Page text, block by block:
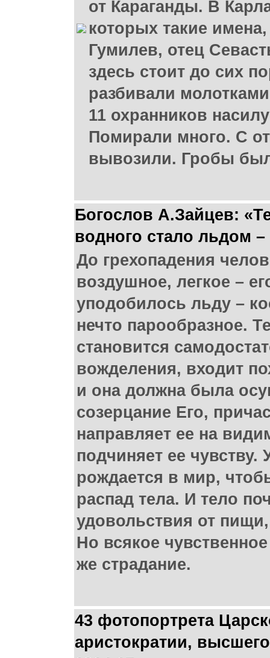
от Караганды. В
которых такие
Гумилев, отец
здесь стоит до сих
разбивали
11 охранников
Помирали много. С
вывозили. Гробы
Богослов А.Зайцев:
водного стало льдом
До грехопадения
воздушное, легкое –
уподобилось льду –
нечто парообразное.
становится
вожделения, входит
и она должна была
созерцание Его,
направляет ее на
подчиняет ее чувству.
рождается в мир,
распад тела. И тело
удовольствия от
Но всякое
же страдание.
43 фотопортрета
аристократии,